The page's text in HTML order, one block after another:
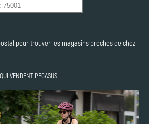
pour trouver les magasins proches de chez
VENDENT PEGASUS